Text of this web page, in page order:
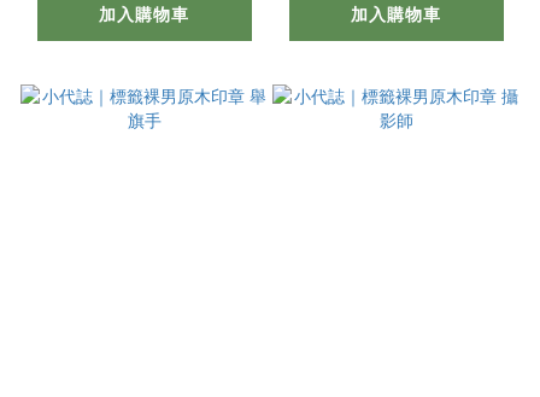
加入購物車 加入購物車